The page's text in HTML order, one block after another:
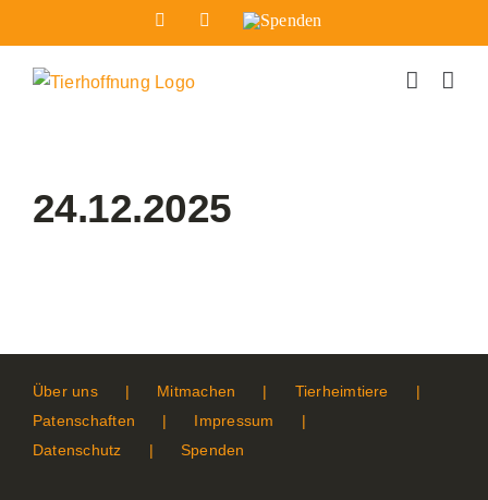
Inhalt
springen
FacebookInstagram
Spenden
24.12.2025
Über uns Mitmachen
Tierheimtiere
Patenschaften
Impressum
Datenschutz
Spenden